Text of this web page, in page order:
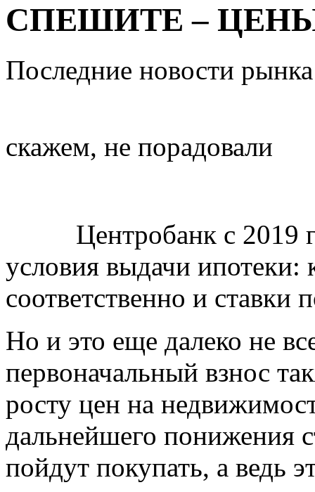
СПЕШИТЕ –
Последние новости
скажем, не порадовали
Центробанк с 2019
условия выдачи ипотеки:
соответственно и
Но и это еще далеко не
первоначальный взнос
росту цен на
дальнейшего понижения
пойдут покупать, а ведь